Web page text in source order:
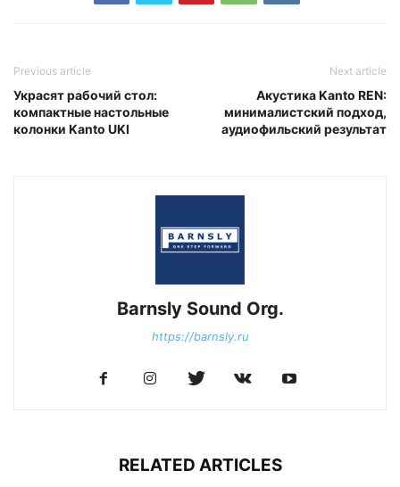
Previous article
Украсят рабочий стол:
компактные настольные
колонки Kanto UKI
Next article
Акустика Kanto REN:
минималистский подход,
аудиофильский результат
Barnsly Sound Org.
https://barnsly.ru
RELATED ARTICLES